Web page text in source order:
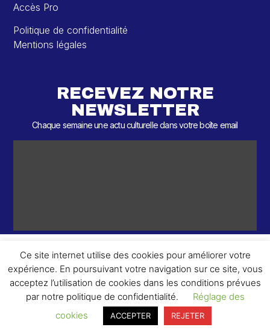
Accès Pro
Politique de confidentialité
Mentions légales
RECEVEZ NOTRE
NEWSLETTER
Chaque semaine une actu culturelle dans votre boîte email
© 2026 – 2 ème Round – Tous droits réservés.
Ce site internet utilise des cookies pour améliorer votre
expérience. En poursuivant votre navigation sur ce site, vous
acceptez l’utilisation de cookies dans les conditions prévues
par notre politique de confidentialité.
Réglage des
cookies
ACCEPTER REJETER